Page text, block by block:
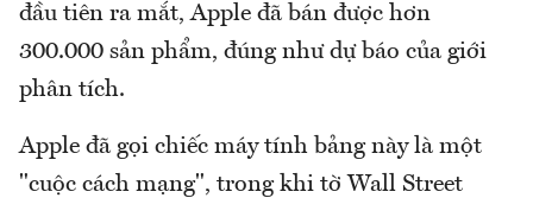
đầu tiên ra mắt, Apple đã bán được hơn
300.000 sản phẩm, đúng như dự báo của giới
phân tích.
Apple đã gọi chiếc máy tính bảng này là một
"cuộc cách mạng", trong khi tờ Wall Street